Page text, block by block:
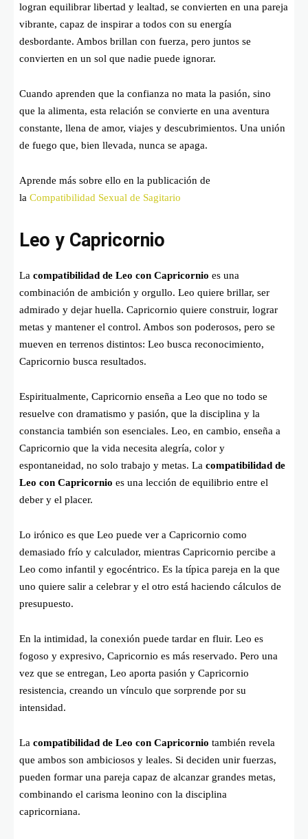
logran equilibrar libertad y lealtad, se convierten en una pareja
vibrante, capaz de inspirar a todos con su energía
desbordante. Ambos brillan con fuerza, pero juntos se
convierten en un sol que nadie puede ignorar.
Cuando aprenden que la confianza no mata la pasión, sino
que la alimenta, esta relación se convierte en una aventura
constante, llena de amor, viajes y descubrimientos. Una unión
de fuego que, bien llevada, nunca se apaga.
Aprende más sobre ello en la publicación de
la Compatibilidad Sexual de Sagitario
Leo y Capricornio
La compatibilidad de Leo con Capricornio es una
combinación de ambición y orgullo. Leo quiere brillar, ser
admirado y dejar huella. Capricornio quiere construir, lograr
metas y mantener el control. Ambos son poderosos, pero se
mueven en terrenos distintos: Leo busca reconocimiento,
Capricornio busca resultados.
Espiritualmente, Capricornio enseña a Leo que no todo se
resuelve con dramatismo y pasión, que la disciplina y la
constancia también son esenciales. Leo, en cambio, enseña a
Capricornio que la vida necesita alegría, color y
espontaneidad, no solo trabajo y metas. La compatibilidad de
Leo con Capricornio es una lección de equilibrio entre el
deber y el placer.
Lo irónico es que Leo puede ver a Capricornio como
demasiado frío y calculador, mientras Capricornio percibe a
Leo como infantil y egocéntrico. Es la típica pareja en la que
uno quiere salir a celebrar y el otro está haciendo cálculos de
presupuesto.
En la intimidad, la conexión puede tardar en fluir. Leo es
fogoso y expresivo, Capricornio es más reservado. Pero una
vez que se entregan, Leo aporta pasión y Capricornio
resistencia, creando un vínculo que sorprende por su
intensidad.
La compatibilidad de Leo con Capricornio también revela
que ambos son ambiciosos y leales. Si deciden unir fuerzas,
pueden formar una pareja capaz de alcanzar grandes metas,
combinando el carisma leonino con la disciplina
capricorniana.